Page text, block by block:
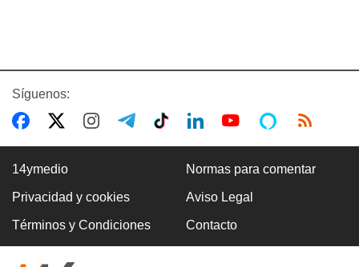
GASOLINA
En la Vía Blanca surgen puestos de venta de
gasolina en botellas de un litro
Síguenos:
14ymedio Normas para comentar
Privacidad y cookies Aviso Legal
Términos y Condiciones Contacto